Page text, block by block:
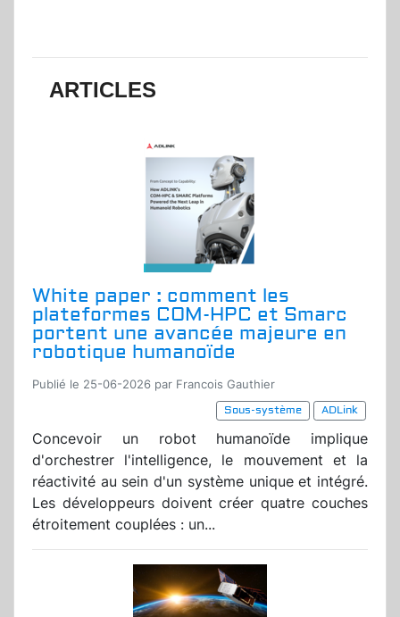
ARTICLES
White paper : comment les
plateformes COM-HPC et Smarc
portent une avancée majeure en
robotique humanoïde
Publié le 25-06-2026 par Francois Gauthier
Sous-système
ADLink
Concevoir un robot humanoïde implique
d'orchestrer l'intelligence, le mouvement et la
réactivité au sein d'un système unique et intégré.
Les développeurs doivent créer quatre couches
étroitement couplées : un...